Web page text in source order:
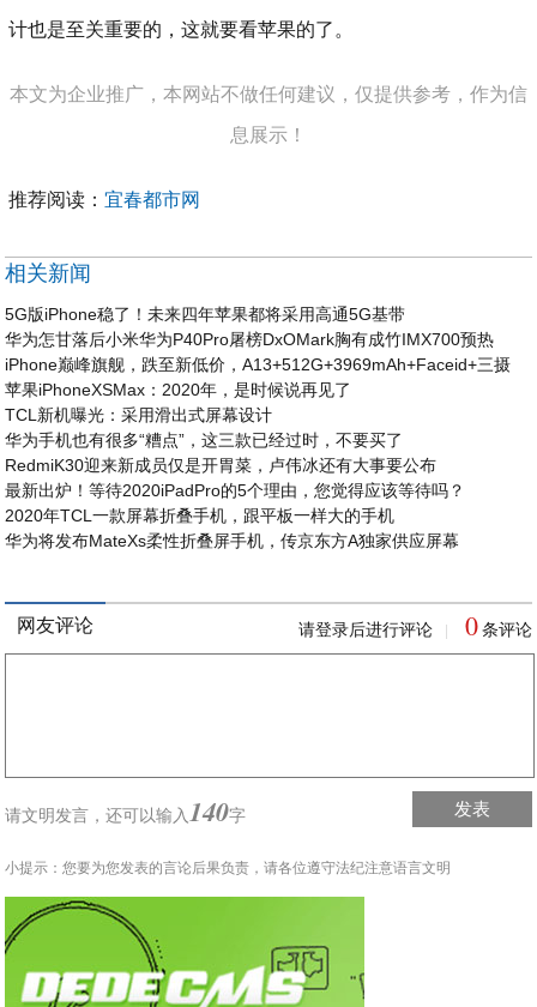
计也是至关重要的，这就要看苹果的了。
本文为企业推广，本网站不做任何建议，仅提供参考，作为信
息展示！
推荐阅读：宜春都市网
相关新闻
5G版iPhone稳了！未来四年苹果都将采用高通5G基带
华为怎甘落后小米华为P40Pro屠榜DxOMark胸有成竹IMX700预热
iPhone巅峰旗舰，跌至新低价，A13+512G+3969mAh+Faceid+三摄
苹果iPhoneXSMax：2020年，是时候说再见了
TCL新机曝光：采用滑出式屏幕设计
华为手机也有很多“糟点”，这三款已经过时，不要买了
RedmiK30迎来新成员仅是开胃菜，卢伟冰还有大事要公布
最新出炉！等待2020iPadPro的5个理由，您觉得应该等待吗？
2020年TCL一款屏幕折叠手机，跟平板一样大的手机
华为将发布MateXs柔性折叠屏手机，传京东方A独家供应屏幕
网友评论 请登录后进行评论 0 条评论
请文明发言，还可以输入 140字 发表
小提示：您要为您发表的言论后果负责，请各位遵守法纪注意语言文明